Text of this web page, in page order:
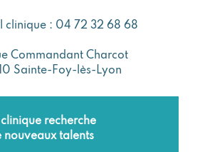
clinique : 04 72 32 68 68
Commandant Charcot
Sainte-Foy-lès-Lyon
clinique recherche
nouveaux talents